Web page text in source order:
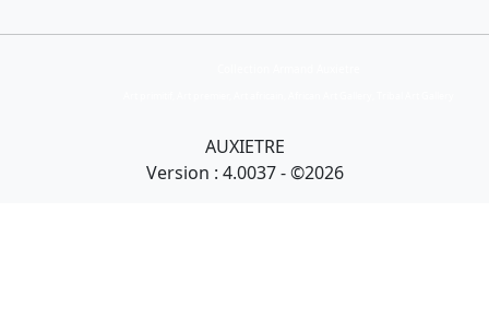
AUXIETRE
Version : 4.0037 - ©2026